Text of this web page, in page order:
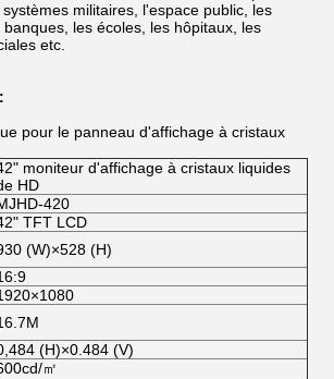
militaires, l'espace public, les
les écoles, les hôpitaux, les
etc.
pour le panneau d'affichage à cristaux
moniteur d'affichage à cristaux liquides
HD
420
TFT LCD
(W)×528 (H)
(H)×0.484 (V)
㎡